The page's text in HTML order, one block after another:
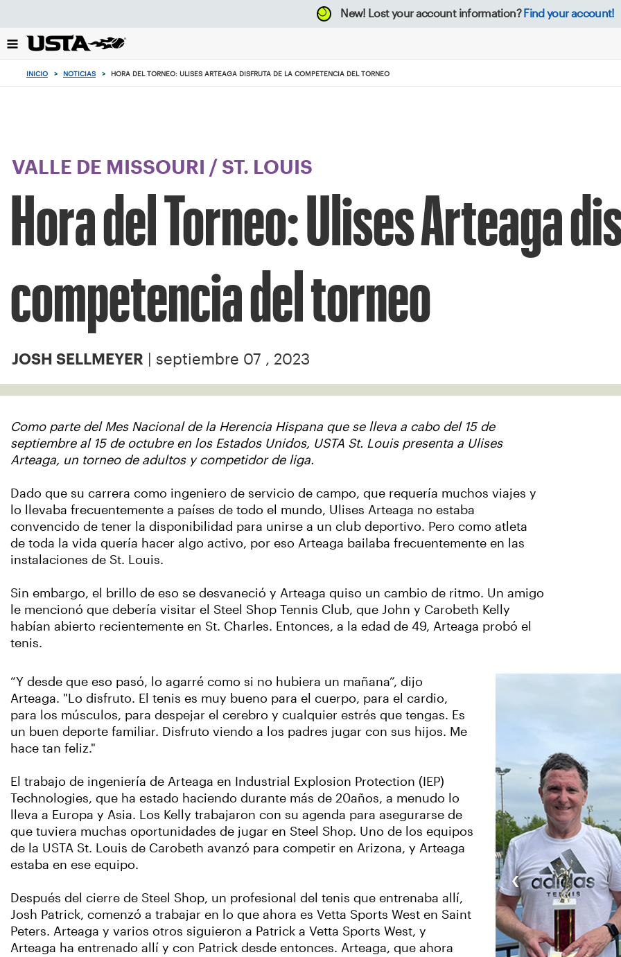
el
botón
New! Lost your account information? Find your account!
INICIO > NOTICIAS > HORA DEL TORNEO: ULISES ARTEAGA DISFRUTA DE LA COMPETENCIA DEL TORNEO
VALLE DE MISSOURI / ST. LOUIS
Hora del Torneo: Ulises Arteaga
competencia del torneo
JOSH SELLMEYER | septiembre 07 , 2023
Como parte del Mes Nacional de la Herencia Hispana que se lleva a cabo del 15 de
septiembre al 15 de octubre en los Estados Unidos, USTA St. Louis presenta a Ulises
Arteaga, un torneo de adultos y competidor de liga.
Dado que su carrera como ingeniero de servicio de campo, que requería muchos viajes y
lo llevaba frecuentemente a países de todo el mundo, Ulises Arteaga no estaba
convencido de tener la disponibilidad para unirse a un club deportivo. Pero como atleta
de toda la vida quería hacer algo activo, por eso Arteaga bailaba frecuentemente en las
instalaciones de St. Louis.
Sin embargo, el brillo de eso se desvaneció y Arteaga quiso un cambio de ritmo. Un amigo
le mencionó que debería visitar el Steel Shop Tennis Club, que John y Carobeth Kelly
habían abierto recientemente en St. Charles. Entonces, a la edad de 49, Arteaga probó el
tenis.
“Y desde que eso pasó, lo agarré como si no hubiera un mañana”, dijo
Arteaga. "Lo disfruto. El tenis es muy bueno para el cuerpo, para el cardio,
para los músculos, para despejar el cerebro y cualquier estrés que tengas. Es
un buen deporte familiar. Disfruto viendo a los padres jugar con sus hijos. Me
hace tan feliz."
El trabajo de ingeniería de Arteaga en Industrial Explosion Protection (IEP)
Technologies, que ha estado haciendo durante más de 20años, a menudo lo
lleva a Europa y Asia. Los Kelly trabajaron con su agenda para asegurarse de
que tuviera muchas oportunidades de jugar en Steel Shop. Uno de los equipos
de la USTA St. Louis de Carobeth avanzó para competir en Arizona, y Arteaga
estaba en ese equipo.
Después del cierre de Steel Shop, un profesional del tenis que entrenaba allí,
Josh Patrick, comenzó a trabajar en lo que ahora es Vetta Sports West en Saint
Peters. Arteaga y varios otros siguieron a Patrick a Vetta Sports West, y
Arteaga ha entrenado allí y con Patrick desde entonces. Arteaga, que ahora
‹